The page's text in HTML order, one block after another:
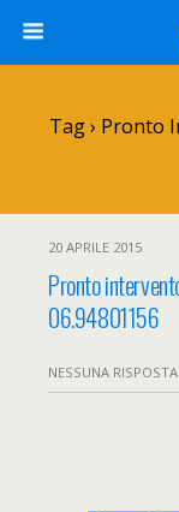
Tag › Pronto
20 APRILE 2015
Pronto
06.94801156
NESSUNA RISPOSTA